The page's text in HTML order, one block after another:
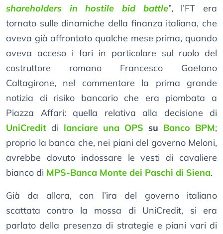
shareholders in hostile bid battle”, l’FT era
tornato sulle dinamiche della finanza italiana, che
aveva già affrontato qualche mese prima, quando
aveva acceso i fari in particolare sul ruolo del
costruttore romano Francesco Gaetano
Caltagirone, nel commentare la prima grande
notizia di risiko bancario che era piombata a
Piazza Affari: quella relativa alla decisione di
UniCredit di lanciare una OPS su Banco BPM;
proprio la banca che, nei piani del governo Meloni,
avrebbe dovuto indossare le vesti di cavaliere
bianco di MPS-Banca Monte dei Paschi di Siena.
Già da allora, con l’ira del governo italiano
scattata contro la mossa di UniCredit, si era
parlato della presenza di strategie e piani vari di